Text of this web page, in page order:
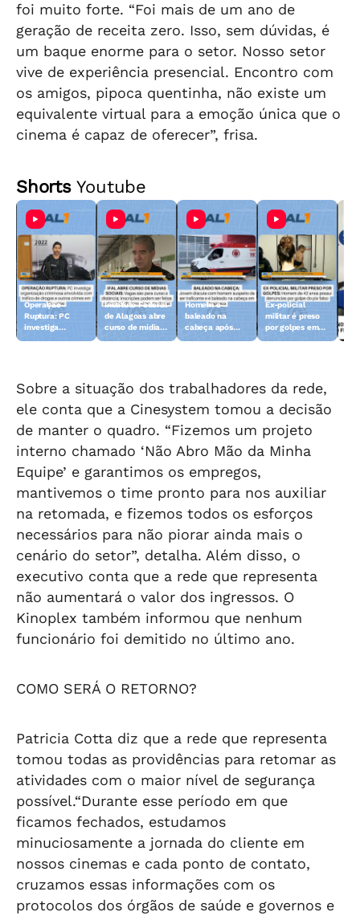
foi muito forte. “Foi mais de um ano de
geração de receita zero. Isso, sem dúvidas, é
um baque enorme para o setor. Nosso setor
vive de experiência presencial. Encontro com
os amigos, pipoca quentinha, não existe um
equivalente virtual para a emoção única que o
cinema é capaz de oferecer”, frisa.
ShortsYoutube
Operação
Ruptura: PC
investiga
Instituto Federal
de Alagoas abre
curso de mídias
Homem é
baleado na
cabeça após
Ex-policial
militar é preso
por golpes em
Sobre a situação dos trabalhadores da rede,
ele conta que a Cinesystem tomou a decisão
de manter o quadro. “Fizemos um projeto
interno chamado ‘Não Abro Mão da Minha
Equipe’ e garantimos os empregos,
mantivemos o time pronto para nos auxiliar
na retomada, e fizemos todos os esforços
necessários para não piorar ainda mais o
cenário do setor”, detalha. Além disso, o
executivo conta que a rede que representa
não aumentará o valor dos ingressos. O
Kinoplex também informou que nenhum
funcionário foi demitido no último ano.
COMO SERÁ O RETORNO?
Patricia Cotta diz que a rede que representa
tomou todas as providências para retomar as
atividades com o maior nível de segurança
possível.“Durante esse período em que
ficamos fechados, estudamos
minuciosamente a jornada do cliente em
nossos cinemas e cada ponto de contato,
cruzamos essas informações com os
protocolos dos órgãos de saúde e governos e